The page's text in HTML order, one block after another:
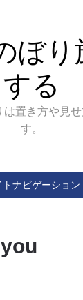
ぼり
する
置き方や見
す。
トナビゲーション